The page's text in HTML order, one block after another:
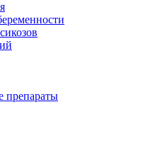
препараты